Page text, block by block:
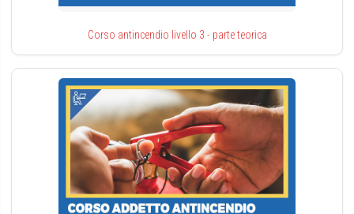
Corso antincendio livello 3 - parte teorica